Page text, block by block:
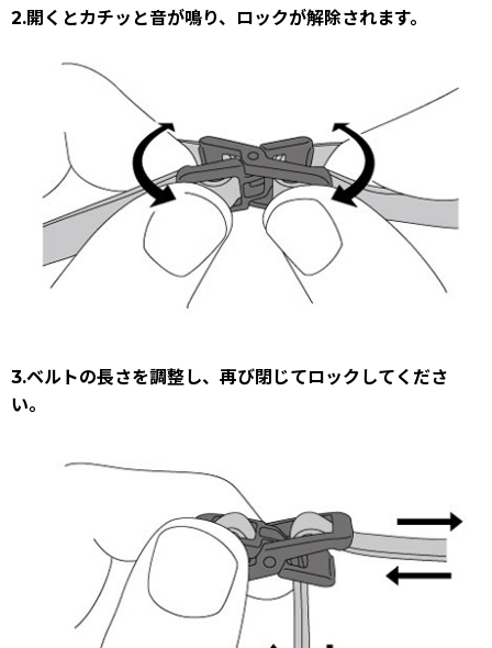
2.開くとカチッと音が鳴り、ロックが解除されます。
3.ベルトの長さを調整し、再び閉じてロックしてくださ
い。